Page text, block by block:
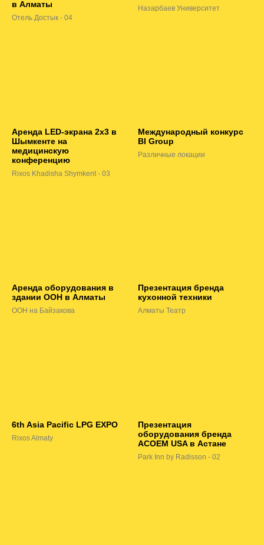
в Алматы
Отель Достык - 04
Назарбаев Университет
Аренда LED-экрана 2х3 в
Шымкенте на
медицинскую
конференцию
Rixos Khadisha Shymkent - 03
Международный конкурс
BI Group
Различные локации
Аренда оборудования в
здании ООН в Алматы
ООН на Байзакова
Презентация бренда
кухонной техники
Алматы Театр
6th Asia Pacific LPG EXPO
Rixos Almaty
Презентация
оборудования бренда
ACOEM USA в Астане
Park Inn by Radisson - 02